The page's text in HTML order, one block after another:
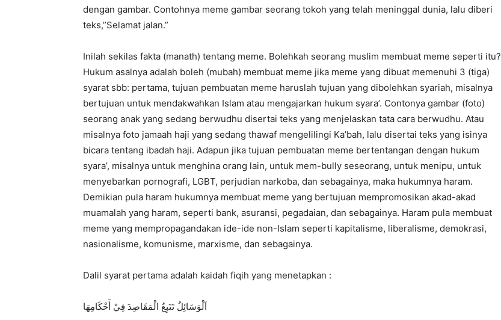
dengan gambar. Contohnya meme gambar seorang tokoh yang telah meninggal dunia, lalu diberi
teks,”Selamat jalan.”
Inilah sekilas fakta (manath) tentang meme. Bolehkah seorang muslim membuat meme seperti itu?
Hukum asalnya adalah boleh (mubah) membuat meme jika meme yang dibuat memenuhi 3 (tiga)
syarat sbb: pertama, tujuan pembuatan meme haruslah tujuan yang dibolehkan syariah, misalnya
bertujuan untuk mendakwahkan Islam atau mengajarkan hukum syara’. Contonya gambar (foto)
seorang anak yang sedang berwudhu disertai teks yang menjelaskan tata cara berwudhu. Atau
misalnya foto jamaah haji yang sedang thawaf mengelilingi Ka’bah, lalu disertai teks yang isinya
bicara tentang ibadah haji. Adapun jika tujuan pembuatan meme bertentangan dengan hukum
syara’, misalnya untuk menghina orang lain, untuk mem-bully seseorang, untuk menipu, untuk
menyebarkan pornografi, LGBT, perjudian narkoba, dan sebagainya, maka hukumnya haram.
Demikian pula haram hukumnya membuat meme yang bertujuan mempromosikan akad-akad
muamalah yang haram, seperti bank, asuransi, pegadaian, dan sebagainya. Haram pula membuat
meme yang mempropagandakan ide-ide non-Islam seperti kapitalisme, liberalisme, demokrasi,
nasionalisme, komunisme, marxisme, dan sebagainya.
Dalil syarat pertama adalah kaidah fiqih yang menetapkan :
اَلْوَسَائِلُ تَتَبِعُ الْمَقَاصِدَ فِيْ أَحْكَامِهَا